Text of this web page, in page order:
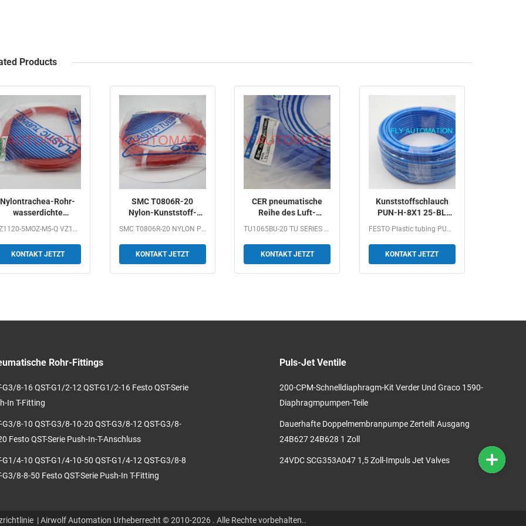
Products
Nylontrachea-Rohr-
wasserdichte
T0806R-20 lärmarm
VZ1120-5MOZ-M5-Q VZ1000 SERIES DIRECT PIPE TYPE 4-WAY...
KONTAKT JETZT
SMC T0806R-20
Nylon-Kunststoff-
Luftschlauch,
wasserdicht
SMC T0806R-20 NYLON PLASTIC AIR PIPE Description:...
KONTAKT JETZT
CER pneumatische
Reihe des Luft-
TU1065BU-20 Tu
TU1065BU-20 TU SERIES POLYURETHANE PIPE Description:...
KONTAKT JETZT
Kunststoffschlauch
PUN-H-8X1 25-BL
GTIN4052568045142
Festo
FESTO Plastic tubing PUN-H-8X1,25-BL 197385...
KONTAKT JETZT
Rohr-Fittings
G3/8-16 QST-G1/2-12 QST-G1/2-16 Festo QST-Serie
In T-Fitting
G3/8-10 QST-G3/8-10-20 QST-G3/8-12 QST-G3/8-
Festo QST-Serie Push-In-T-Anschluss
G1/4-10 QST-G1/4-10-50 QST-G1/4-12 QST-G3/8-8
G3/8-8-50 Festo QST-Serie Push-In T-Fitting
Puls-Jet Ventile
200-CPM-Schnelldiaphragm-Kit Verder Und Graco 1590-
Diaphragmpumpen-Teile
Dauerhafte Doppelmembranpumpe Zerteilt Ausgang
24B627 24B628 1 Zoll
24VDC SCG353A047 1,5 Zoll-Impuls Jet Valves
| Airwolf Automation Urheberrecht © 2010-2026 . Alle Rechte vorbehalten..